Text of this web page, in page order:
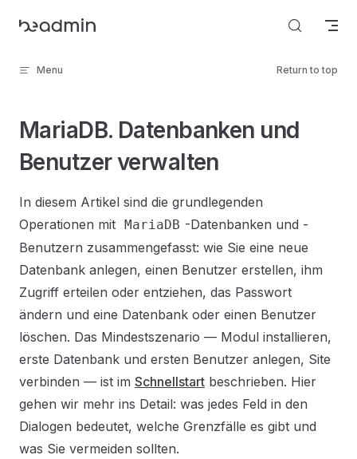
Skip to content
Menu Return to top
MariaDB. Datenbanken und
Benutzer verwalten
In diesem Artikel sind die grundlegenden
Operationen mit MariaDB -Datenbanken und -
Benutzern zusammengefasst: wie Sie eine neue
Datenbank anlegen, einen Benutzer erstellen, ihm
Zugriff erteilen oder entziehen, das Passwort
ändern und eine Datenbank oder einen Benutzer
löschen. Das Mindestszenario — Modul installieren,
erste Datenbank und ersten Benutzer anlegen, Site
verbinden — ist im Schnellstart beschrieben. Hier
gehen wir mehr ins Detail: was jedes Feld in den
Dialogen bedeutet, welche Grenzfälle es gibt und
was Sie vermeiden sollten.